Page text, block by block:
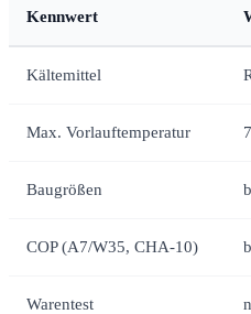
Kennwert
Kältemittel
Max. Vorlauftemperatur
Baugrößen
COP (A7/W35, CHA-10)
Warentest